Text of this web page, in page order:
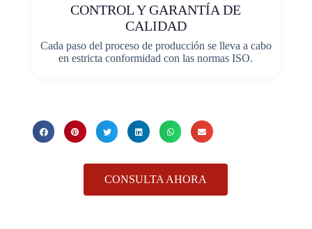
CONTROL Y GARANTÍA DE
CALIDAD
Cada paso del proceso de producción se lleva a cabo
en estricta conformidad con las normas ISO.
CONSULTA AHORA